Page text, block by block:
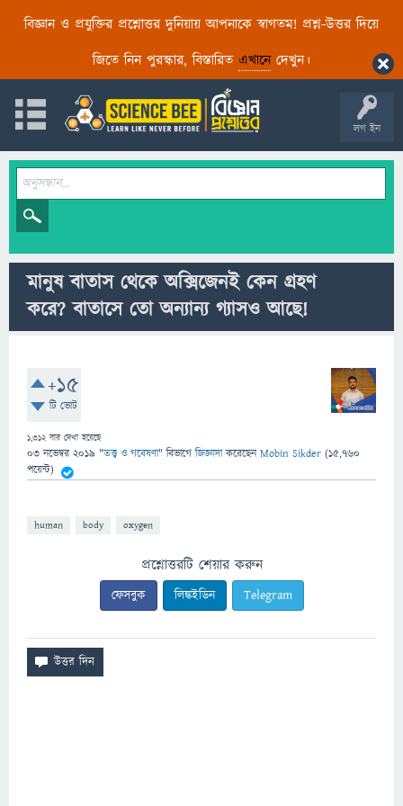
বিজ্ঞান ও প্রযুক্তির প্রশ্নোত্তর দুনিয়ায় আপনাকে স্বাগতম! প্রশ্ন-উত্তর দিয়ে
জিতে নিন পুরস্কার, বিস্তারিত এখানেদেখুন।
লগ ইন
মানুষ বাতাস থেকে অক্সিজেনই কেন গ্রহণ
করে? বাতাসে তো অন্যান্য গ্যাসও আছে!
+15
টি ভোট
1,312বার দেখা হয়েছে
03 নভেম্বর 2019 "তত্ত্ব ও গবেষণা" বিভাগে জিজ্ঞাসাকরেছেনMobin Sikder (15,760
পয়েন্ট)
human body oxygen
প্রশ্নোত্তরটি শেয়ার করুন
ফেসবুক লিঙ্কইডিন Telegram